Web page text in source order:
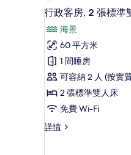
人
床,
城
市
景
的
相
片
雙
人
床,
城
市
景
詳
載
入
所
有
行
政
客
2
5
行政客房, 2 張標準
海景
60 平方米
1 間睡房
可容納 2 人 (按實
2 張標準雙人床
免費 Wi-Fi
詳情
行